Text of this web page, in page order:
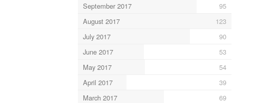
September 2017
95
August 2017
123
July 2017
90
June 2017
53
May 2017
54
April 2017
39
March 2017
69